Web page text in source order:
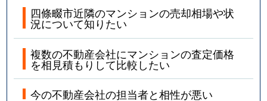
四條畷市近隣のマンションの売却相場や状
況について知りたい
複数の不動産会社にマンションの査定価格
を相見積もりして比較したい
今の不動産会社の担当者と相性が悪い